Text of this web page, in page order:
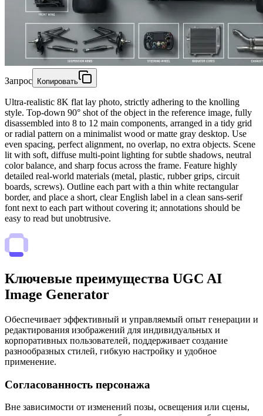
Запрос Копировать
Ultra-realistic 8K flat lay photo, strictly adhering to the knolling
style. Top-down 90° shot of the object in the reference image, fully
disassembled into 8 to 12 main components, arranged in a tidy grid
or radial pattern on a minimalist wood or matte gray desktop. Use
even spacing, perfect alignment, no overlap, no extra objects. Scene
lit with soft, diffuse multi-point lighting for subtle shadows, neutral
color balance, and sharp focus across the frame. Feature highly
detailed real-world materials (metal, plastic, rubber grips, circuit
boards, screws). Outline each part with a thin white rectangular
border, and place a short, clear English label in a clean sans-serif
font next to each part without covering it; annotations should be
easy to read but unobtrusive.
Ключевые преимущества UGC AI
Image Generator
Обеспечивает эффективный и управляемый опыт генерации и
редактирования изображений для индивидуальных и
корпоративных пользователей, поддерживает создание
разнообразных стилей, гибкую настройку и удобное
применение.
Согласованность персонажа
Вне зависимости от изменений позы, освещения или сцены,